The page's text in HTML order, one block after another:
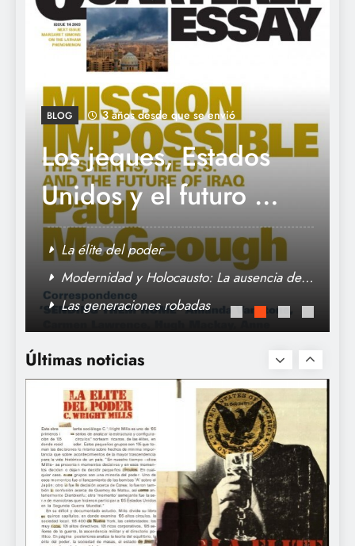
BLOG 3 años desde que se envió
Los jeques, Estados
Unidos y el futuro de
IrakLa élite del poder
Modernidad y Holocausto: La ausencia de
lo no racional
Las generaciones robadas
Últimas noticias
Las generaciones robadas